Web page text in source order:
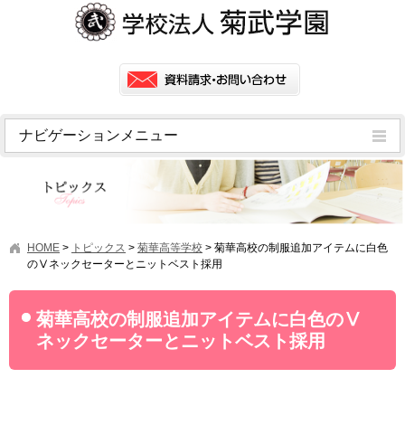
ナビゲーションメニュー
アクセス
情報公開
学園ニュース
HOME > トピックス > 菊華高等学校 > 菊華高校の制服追加アイテムに白色
のⅤネックセーターとニットベスト採用
菊華高校の制服追加アイテムに白色のⅤ
ネックセーターとニットベスト採用